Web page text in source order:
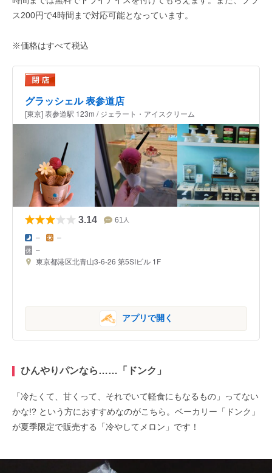
ス200円で4時間まで対応可能となっています。
※価格はすべて税込
グラッシェル 表参道店
[東京] 表参道駅 123m / ジェラート・アイスクリーム
3.14 61 人
– –
–
東京都港区北青山3-6-26 第5SIビル 1F
アプリで開く
ひんやりパンなら……「ドンク」
「冷たくて、甘くって、それでいて軽食にもなるもの」ってない
かな!? という方におすすめなのがこちら。ベーカリー「ドンク」
が夏季限定で販売する「冷やしてメロン」です！